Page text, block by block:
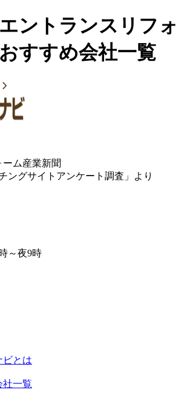
ントランスリフォ
すすめ会社一覧
ム産業新聞
ングサイトアンケート調査」より
～夜9時
ビとは
社一覧